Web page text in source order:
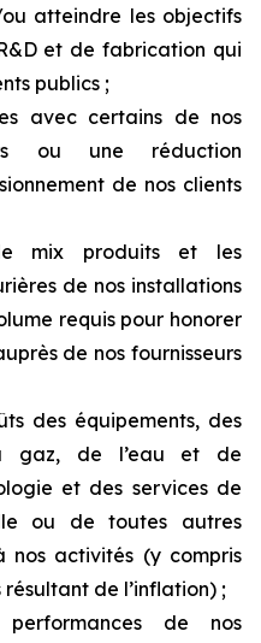
atteindre les objectifs
et de fabrication qui
publics ;
avec certains de nos
ou une réduction
de nos clients
mix produits et les
de nos installations
requis pour honorer
de nos fournisseurs
des équipements, des
gaz, de l’eau et de
et des services de
ou de toutes autres
nos activités (y compris
de l’inflation) ;
de nos